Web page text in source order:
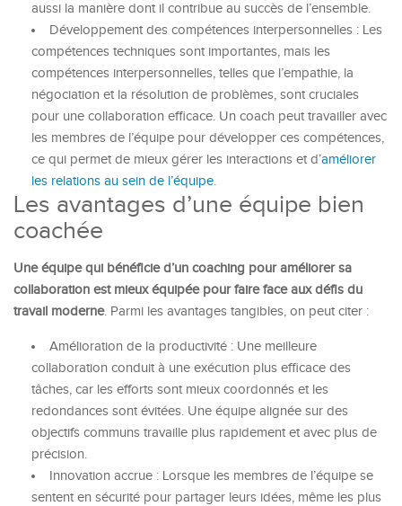
aussi la manière dont il contribue au succès de l’ensemble.
Développement des compétences interpersonnelles : Les
compétences techniques sont importantes, mais les
compétences interpersonnelles, telles que l’empathie, la
négociation et la résolution de problèmes, sont cruciales
pour une collaboration efficace. Un coach peut travailler avec
les membres de l’équipe pour développer ces compétences,
ce qui permet de mieux gérer les interactions et d’améliorer
les relations au sein de l’équipe.
Les avantages d’une équipe bien
coachée
Une équipe qui bénéficie d’un coaching pour améliorer sa
collaboration est mieux équipée pour faire face aux défis du
travail moderne. Parmi les avantages tangibles, on peut citer :
Amélioration de la productivité : Une meilleure
collaboration conduit à une exécution plus efficace des
tâches, car les efforts sont mieux coordonnés et les
redondances sont évitées. Une équipe alignée sur des
objectifs communs travaille plus rapidement et avec plus de
précision.
Innovation accrue : Lorsque les membres de l’équipe se
sentent en sécurité pour partager leurs idées, même les plus